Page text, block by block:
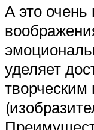
А это очень
уделяет
творческим